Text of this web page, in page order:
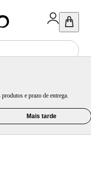
e prazo de entrega.
Mais tarde